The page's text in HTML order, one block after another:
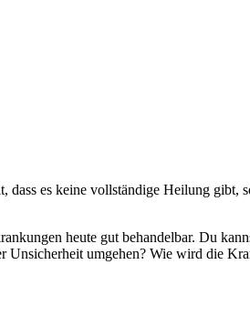
es keine vollständige Heilung gibt,
heute gut behandelbar. Du
umgehen? Wie wird die